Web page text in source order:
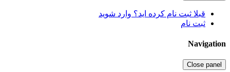
قبلا ثبت نام کرده اید؟ وارد شوید
ثبت نام
Navigation
Close panel